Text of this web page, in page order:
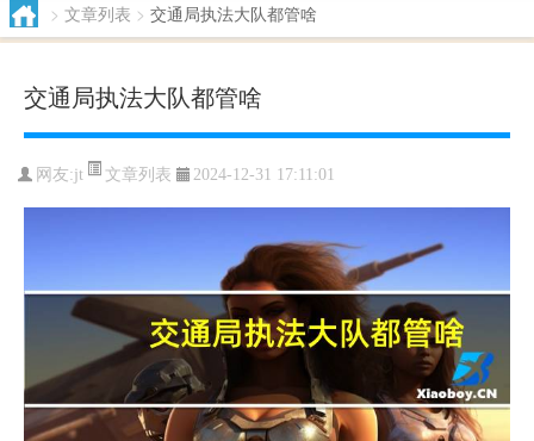
> 文章列表 > 交通局执法大队都管啥
交通局执法大队都管啥
网友:jt 文章列表 2024-12-31 17:11:01